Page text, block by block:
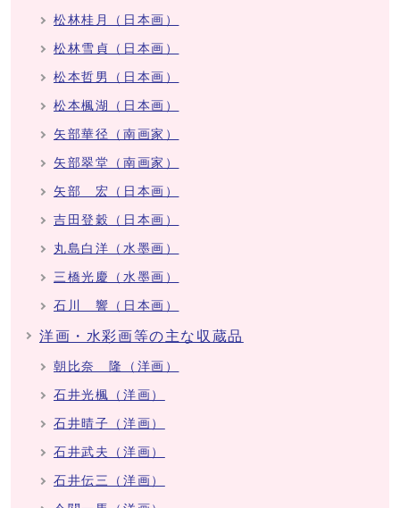
松林桂月（日本画）
松林雪貞（日本画）
松本哲男（日本画）
松本楓湖（日本画）
矢部華径（南画家）
矢部翠堂（南画家）
矢部 宏（日本画）
吉田登穀（日本画）
丸島白洋（水墨画）
三橋光慶（水墨画）
石川 響（日本画）
洋画・水彩画等の主な収蔵品
朝比奈 隆（洋画）
石井光楓（洋画）
石井晴子（洋画）
石井武夫（洋画）
石井伝三（洋画）